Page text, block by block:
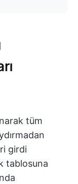
tüm
girdi
tablosuna